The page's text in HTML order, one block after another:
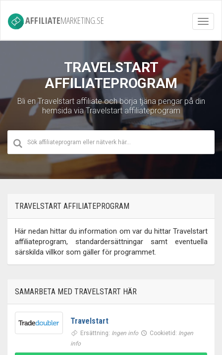
AFFILIATEMARKETING.SE
TRAVELSTART
AFFILIATEPROGRAM
Bli en Travelstart affiliate och börja tjäna pengar på din
hemsida via Travelstart affiliateprogram
TRAVELSTART AFFILIATEPROGRAM
Här nedan hittar du information om var du hittar Travelstart
affiliateprogram, standardersättningar samt eventuella
särskilda villkor som gäller för programmet.
SAMARBETA MED TRAVELSTART HÄR
Travelstart
Ersättning: Ingen info Cookietid: Ingen
info